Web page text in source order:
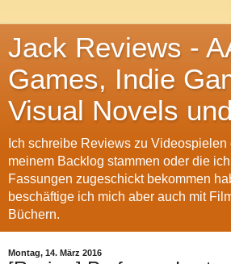
Jack Reviews -
Games, Indie
Visual Novels
Ich schreibe Reviews zu
meinem Backlog stammen oder die
Fassungen zugeschickt bekommen
beschäftige ich mich aber auch mit
Büchern.
Montag, 14. März 2016